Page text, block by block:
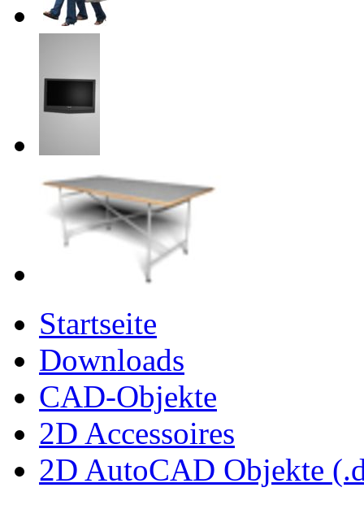
Startseite
Downloads
CAD-Objekte
2D Accessoires
2D AutoCAD Objekte